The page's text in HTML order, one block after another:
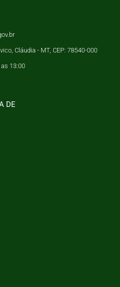
Cláudia - MT, CEP: 78540-000
13:00
DE